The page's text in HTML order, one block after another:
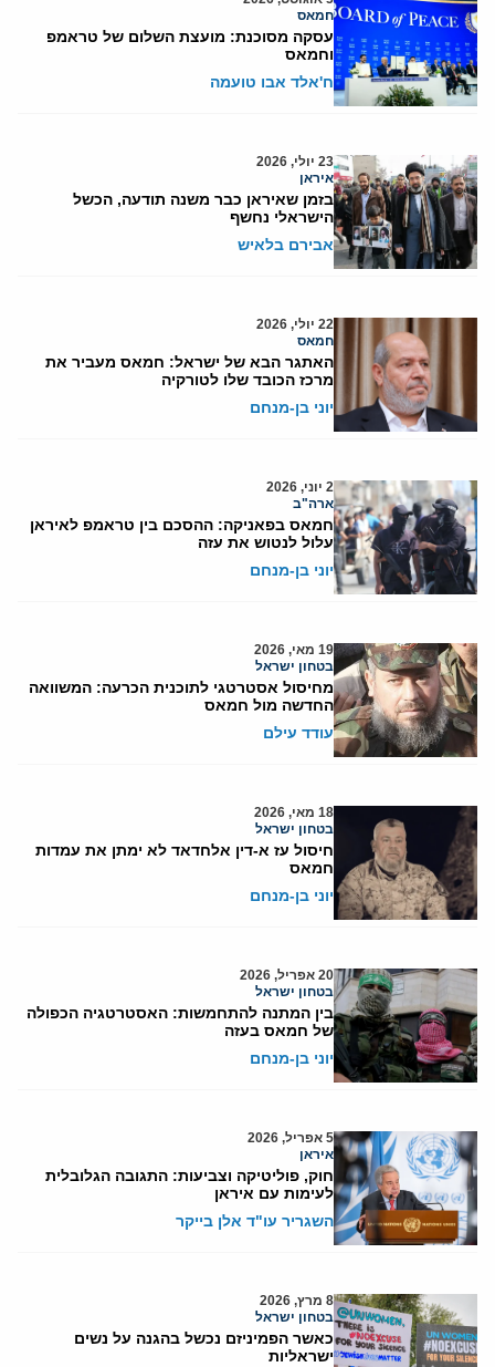
חמאס
עסקה מסוכנת: מועצת השלום של טראמפ
וחמאס
ח'אלד אבו טועמה
23 יולי, 2026
איראן
בזמן שאיראן כבר משנה תודעה, הכשל
הישראלי נחשף
אבירם בלאיש
22 יולי, 2026
חמאס
האתגר הבא של ישראל: חמאס מעביר את
מרכז הכובד שלו לטורקיה
יוני בן-מנחם
2 יוני, 2026
ארה"ב
חמאס בפאניקה: ההסכם בין טראמפ לאיראן
עלול לנטוש את עזה
יוני בן-מנחם
19 מאי, 2026
בטחון ישראל
מחיסול אסטרטגי לתוכנית הכרעה: המשוואה
החדשה מול חמאס
עודד עילם
18 מאי, 2026
בטחון ישראל
חיסול עז א-דין אלחדאד לא ימתן את עמדות
חמאס
יוני בן-מנחם
20 אפריל, 2026
בטחון ישראל
בין המתנה להתחמשות: האסטרטגיה הכפולה
של חמאס בעזה
יוני בן-מנחם
5 אפריל, 2026
איראן
חוק, פוליטיקה וצביעות: התגובה הגלובלית
לעימות עם איראן
השגריר עו"ד אלן בייקר
8 מרץ, 2026
בטחון ישראל
כאשר הפמיניזם נכשל בהגנה על נשים
ישראליות